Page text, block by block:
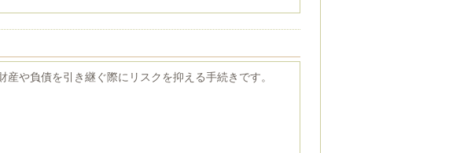
や負債を引き継ぐ際にリスクを抑える手続きです。